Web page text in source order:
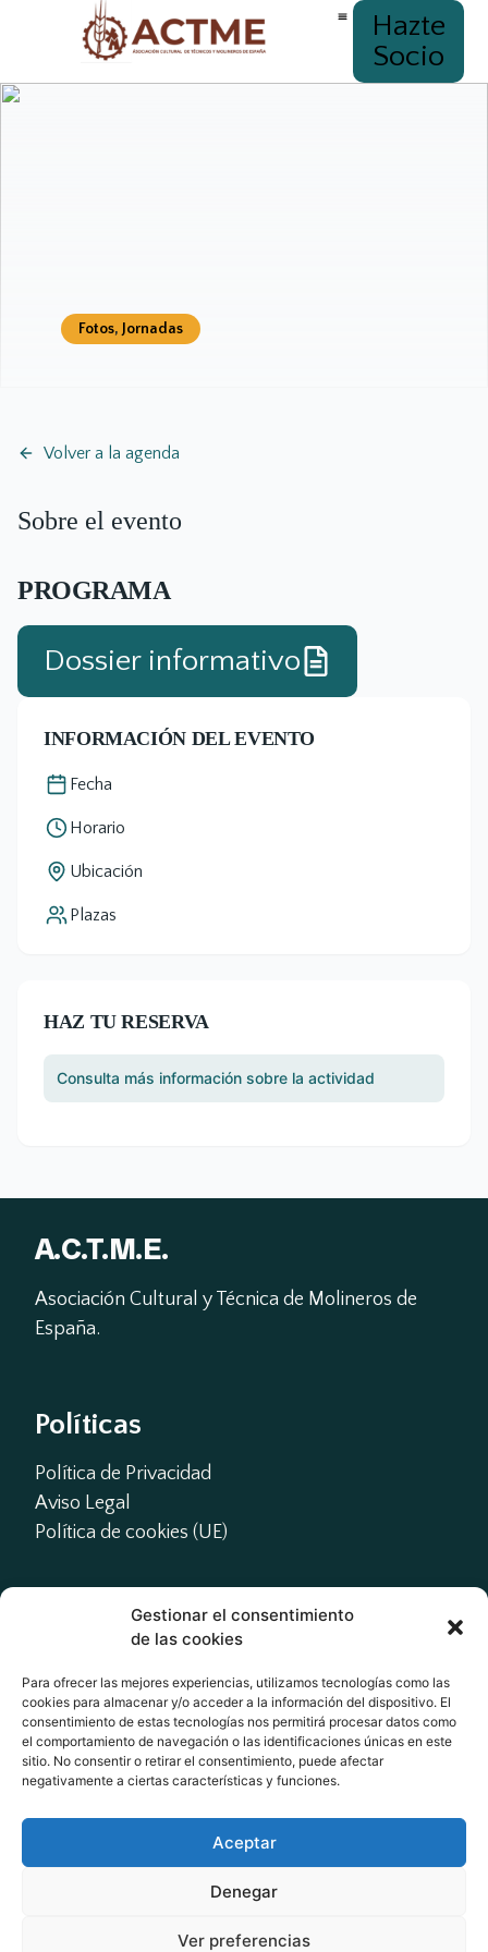
Gestionar el consentimiento
de las cookies
Para ofrecer las mejores experiencias, utilizamos tecnologías como las
cookies para almacenar y/o acceder a la información del dispositivo. El
consentimiento de estas tecnologías nos permitirá procesar datos como
el comportamiento de navegación o las identificaciones únicas en este
sitio. No consentir o retirar el consentimiento, puede afectar
negativamente a ciertas características y funciones.
Aceptar
Denegar
Ver preferencias
Hazte
Socio
Fotos, Jornadas
Volver a la agenda
Sobre el evento
PROGRAMA
Dossier informativo
INFORMACIÓN DEL EVENTO
Fecha
Horario
Ubicación
Plazas
HAZ TU RESERVA
Consulta más información sobre la actividad
A.C.T.M.E.
Asociación Cultural y Técnica de Molineros de
España.
Políticas
Política de Privacidad
Aviso Legal
Política de cookies (UE)
Contacto
presidente@actme.es
administracion@actme.es
+34 647 66 63 18
Redes Sociales